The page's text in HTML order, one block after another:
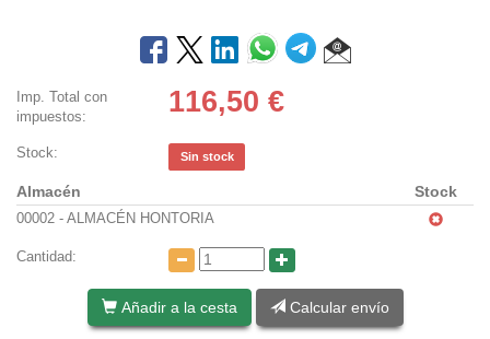
Imp. Total con
impuestos:
116,50 €
Stock: Sin stock
Almacén Stock
00002 - ALMACÉN HONTORIA
Cantidad:
Añadir a la cesta Calcular envío